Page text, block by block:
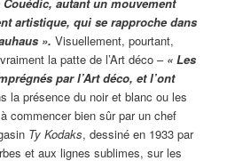
artistique, qui se rapproche dans
».Visuellement, pourtant,
la patte de l’Art déco – « Les
par l’Art déco, et l’ont
la présence du noir et blanc ou les
commencer bien sûr par un chef
Ty Kodaks, dessiné en 1933 par
et aux lignes sublimes, sur les